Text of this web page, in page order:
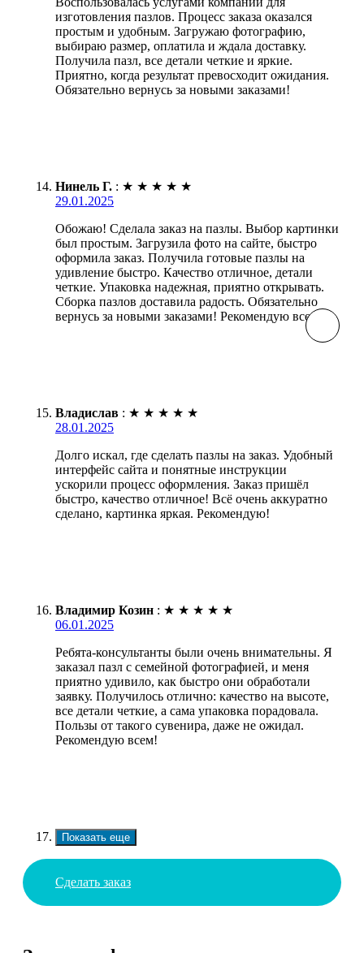
изготовления пазлов. Процесс заказа оказался
простым и удобным. Загружаю фотографию,
выбираю размер, оплатила и ждала доставку.
Получила пазл, все детали четкие и яркие.
Приятно, когда результат превосходит ожидания.
Обязательно вернусь за новыми заказами!
Нинель Г. : ★ ★ ★ ★ ★
29.01.2025
Обожаю! Сделала заказ на пазлы. Выбор картинки
был простым. Загрузила фото на сайте, быстро
оформила заказ. Получила готовые пазлы на
удивление быстро. Качество отличное, детали
четкие. Упаковка надежная, приятно открывать.
Сборка пазлов доставила радость. Обязательно
вернусь за новыми заказами! Рекомендую всем!
Владислав : ★ ★ ★ ★ ★
28.01.2025
Долго искал, где сделать пазлы на заказ. Удобный
интерфейс сайта и понятные инструкции
ускорили процесс оформления. Заказ пришёл
быстро, качество отличное! Всё очень аккуратно
сделано, картинка яркая. Рекомендую!
Владимир Козин : ★ ★ ★ ★ ★
06.01.2025
Ребята-консультанты были очень внимательны. Я
заказал пазл с семейной фотографией, и меня
приятно удивило, как быстро они обработали
заявку. Получилось отлично: качество на высоте,
все детали четкие, а сама упаковка порадовала.
Пользы от такого сувенира, даже не ожидал.
Рекомендую всем!
Показать еще
Сделать заказ